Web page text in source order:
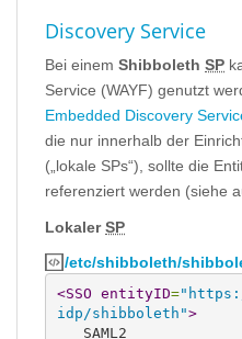
Discovery Service
Bei einem Shibboleth SP
Service (WAYF) genutzt
Embedded Discovery
die nur innerhalb der
(„lokale SPs“), sollte die
referenziert werden (siehe
LokalerSP
/etc/shibboleth/
<SSO entityID=
idp/shibboleth">